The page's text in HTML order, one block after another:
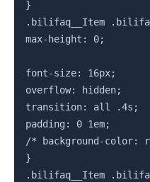
}
.bilifaq__Item
max-height: 0;
font-size: 16px;
overflow: hidden;
transition: all .4s;
padding: 0 1em;
/* background-color:
}
.bilifaq__Item